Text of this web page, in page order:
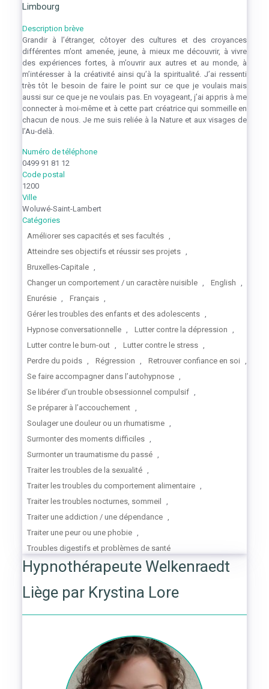
Limbourg
Description brève
Grandir à l’étranger, côtoyer des cultures et des croyances
différentes m’ont amenée, jeune, à mieux me découvrir, à vivre
des expériences fortes, à m’ouvrir aux autres et au monde, à
m’intéresser à la créativité ainsi qu’à la spiritualité. J’ai ressenti
très tôt le besoin de faire le point sur ce que je voulais mais
aussi sur ce que je ne voulais pas. En voyageant, j’ai appris à me
connecter à moi-même et à cette part créatrice qui sommeille en
chacun de nous. Je me suis reliée à la Nature et aux visages de
l’Au-delà.
Numéro de téléphone
0499 91 81 12
Code postal
1200
Ville
Woluwé-Saint-Lambert
Catégories
Améliorer ses capacités et ses facultés ,
Atteindre ses objectifs et réussir ses projets ,
Bruxelles-Capitale ,
Changer un comportement / un caractère nuisible , English ,
Enurésie , Français ,
Gérer les troubles des enfants et des adolescents ,
Hypnose conversationnelle , Lutter contre la dépression ,
Lutter contre le burn-out , Lutter contre le stress ,
Perdre du poids , Régression , Retrouver confiance en soi ,
Se faire accompagner dans l’autohypnose ,
Se libérer d’un trouble obsessionnel compulsif ,
Se préparer à l’accouchement ,
Soulager une douleur ou un rhumatisme ,
Surmonter des moments difficiles ,
Surmonter un traumatisme du passé ,
Traiter les troubles de la sexualité ,
Traiter les troubles du comportement alimentaire ,
Traiter les troubles nocturnes, sommeil
,
Traiter une addiction / une dépendance ,
Traiter une peur ou une phobie ,
Troubles digestifs et problèmes de santé
Hypnothérapeute Welkenraedt
Liège par Krystina Lore